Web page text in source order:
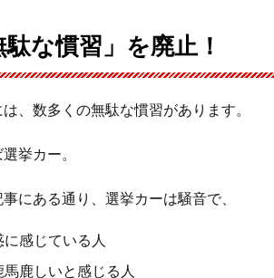
駄な慣習」を廃止！
、数多くの無駄な慣習があります。
挙カー。
にある通り、選挙カーは騒音で、
に感じている人
馬鹿しいと感じる人